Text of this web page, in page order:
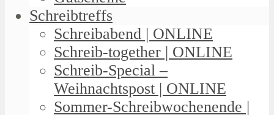
Schreibtreffs
Schreibabend | ONLINE
Schreib-together | ONLINE
Schreib-Special –
Weihnachtspost | ONLINE
Sommer-Schreibwochenende |